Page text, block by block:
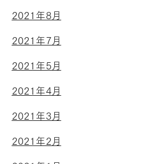
2021年8月
2021年7月
2021年5月
2021年4月
2021年3月
2021年2月